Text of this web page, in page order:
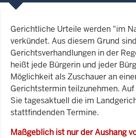
Gerichtliche Urteile werden "im
verkündet. Aus diesem Grund sind
Gerichtsverhandlungen in der
heißt jede Bürgerin und jeder
Möglichkeit als Zuschauer an
Gerichtstermin teilzunehmen.
Sie tagesaktuell die im
stattfindenden Termine.
Maßgeblich ist nur der Aushang